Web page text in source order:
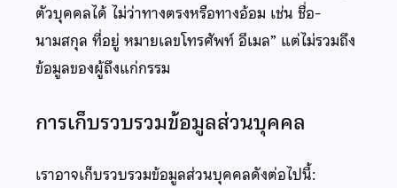
ตัวบุคคลได้ ไม่ว่าทางตรงหรือทางอ้อม เช่น ชื่อ-
นามสกุล ที่อยู่ หมายเลขโทรศัพท์ อีเมล” แต่ไม่รวมถึง
ข้อมูลของผู้ถึงแก่กรรม
การเก็บรวบรวมข้อมูลส่วนบุคคล
เราอาจเก็บรวบรวมข้อมูลส่วนบุคคลดังต่อไปนี้: